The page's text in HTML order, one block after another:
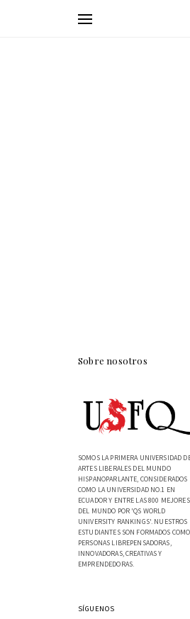
Sobre nosotros
SOMOS LA PRIMERA UNIVERSIDAD
ARTES LIBERALES DEL MUNDO
HISPANOPARLANTE, CONSIDERADOS
COMO LA UNIVERSIDAD NO.1 EN
ECUADOR Y ENTRE LAS 800 MEJORES
DEL MUNDO POR 'QS WORLD
UNIVERSITY RANKINGS'. NUESTROS
ESTUDIANTES SON FORMADOS COMO
PERSONAS LIBREPENSADORAS,
INNOVADORAS, CREATIVAS Y
EMPRENDEDORAS.
SÍGUENOS